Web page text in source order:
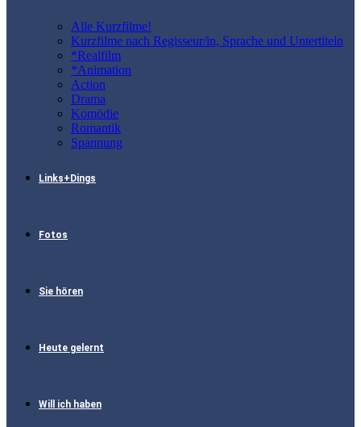
Alle Kurzfilme!
Kurzfilme nach Regisseur/in, Sprache und Untertiteln
*Realfilm
*Animation
Action
Drama
Komödie
Romantik
Spannung
Links+Dings
Fotos
Sie hören
Heute gelernt
Will ich haben